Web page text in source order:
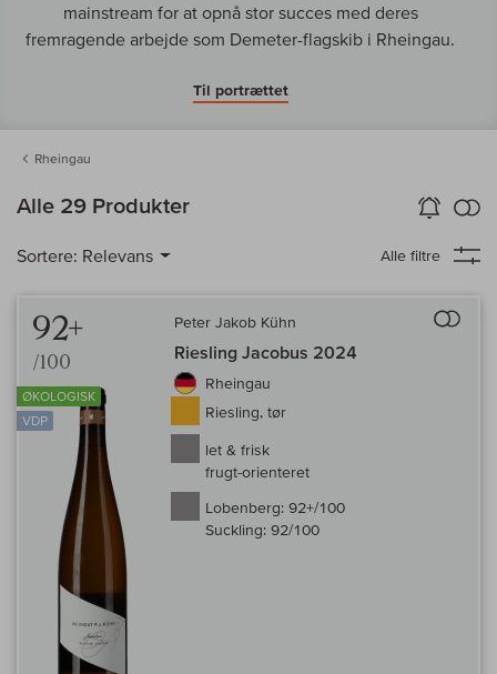
mainstream for at opnå stor succes med deres
fremragende arbejde som Demeter-flagskib i Rheingau.
Til portrættet
Rheingau
Alle 29 Produkter Vin-Alarm
aktiver
Sortere: Relevans Alle filtre
92+
/100
ØKOLOGISK
VDP
Peter Jakob Kühn
Riesling Jacobus 2024
Rheingau
Riesling, tør
let & frisk
frugt-orienteret
Lobenberg: 92+/100
Suckling: 92/100